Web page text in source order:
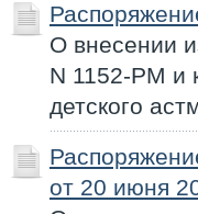
О внесении
N 1152-РМ и
детского
от 20 июня